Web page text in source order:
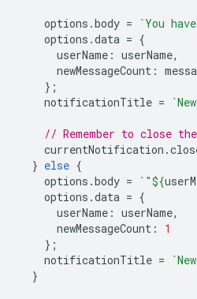
options .body = `You have
options .data = {
userName : userName,
newMessageCount :
};
notificationTitle =
// Remember to close
currentNotification .
} else {
options .body = `"${
options .data = {
userName : userName,
newMessageCount :
1
};
notificationTitle =
}